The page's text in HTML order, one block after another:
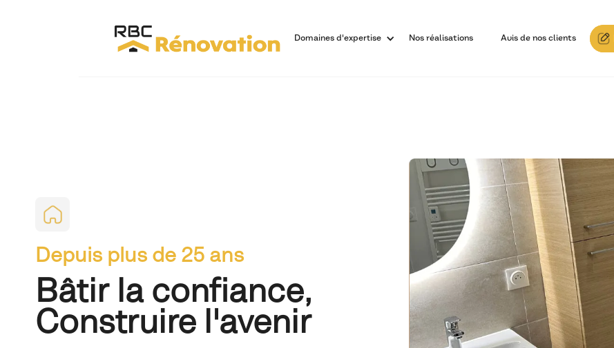
Domaines d'expertise Nos réalisations Avis de nos clients
Depuis plus de 25 ans
Bâtir la confiance,
Construire l'avenir